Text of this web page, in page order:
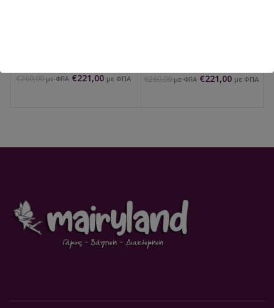
€260,00 με ΦΠΑ €221,00 με ΦΠΑ €260,00 με ΦΠΑ €221,00 με ΦΠΑ